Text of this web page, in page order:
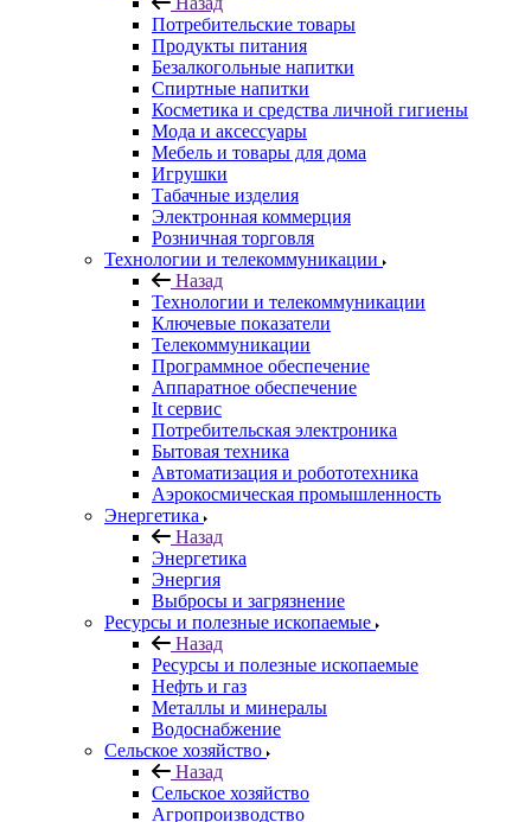
Потребительские товары
Продукты питания
Безалкогольные напитки
Спиртные напитки
Косметика и средства личной гигиены
Мода и аксессуары
Мебель и товары для дома
Игрушки
Табачные изделия
Электронная коммерция
Розничная торговля
Технологии и телекоммуникации
Назад
Технологии и телекоммуникации
Ключевые показатели
Телекоммуникации
Программное обеспечение
Аппаратное обеспечение
It сервис
Потребительская электроника
Бытовая техника
Автоматизация и робототехника
Аэрокосмическая промышленность
Энергетика
Назад
Энергетика
Энергия
Выбросы и загрязнение
Ресурсы и полезные ископаемые
Назад
Ресурсы и полезные ископаемые
Нефть и газ
Металлы и минералы
Водоснабжение
Сельское хозяйство
Назад
Сельское хозяйство
Агропроизводство